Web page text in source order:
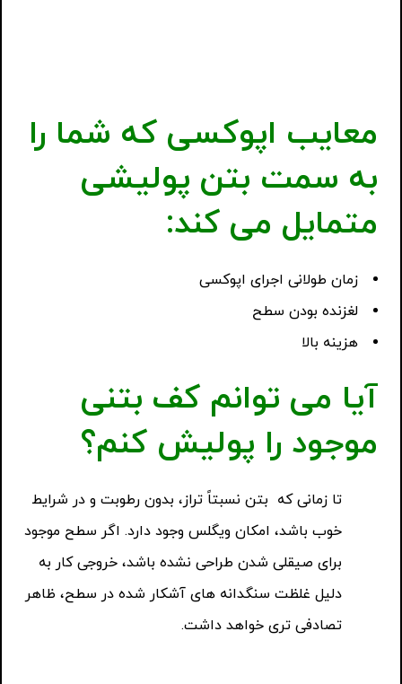
معایب اپوکسی که شما را
به سمت بتن پولیشی
متمایل می کند:
زمان طولانی اجرای اپوکسی
لغزنده بودن سطح
هزینه بالا
آیا می توانم کف بتنی
موجود را پولیش کنم؟
تا زمانی که بتن نسبتاً تراز، بدون رطوبت و در شرایط
خوب باشد، امکان ویگلس وجود دارد. اگر سطح موجود
برای صیقلی شدن طراحی نشده باشد، خروجی کار به
دلیل غلظت سنگدانه های آشکار شده در سطح، ظاهر
تصادفی تری خواهد داشت.